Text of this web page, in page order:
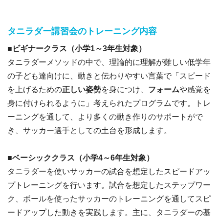
タニラダー講習会のトレーニング内容
■ビギナークラス（小学1～3年生対象）
タニラダーメソッドの中で、理論的に理解が難しい低学年
の子ども達向けに、動きと伝わりやすい言葉で「スピード
を上げるための正しい姿勢を身につけ、 フォームや感覚を
身に付けられるように」考えられたプログラムです。トレ
ーニングを通して、より多くの動き作りのサポートがで
き、サッカー選手としての土台を形成します。
■ベーシッククラス（小学4～6年生対象）
タニラダーを使いサッカーの試合を想定したスピードアッ
プトレーニングを行います。試合を想定したステップワー
ク、ボールを使ったサッカーのトレーニングを通してスピ
ードアップした動きを実践します。主に、タニラダーの基